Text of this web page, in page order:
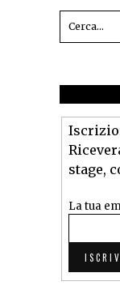
stage,
La tua